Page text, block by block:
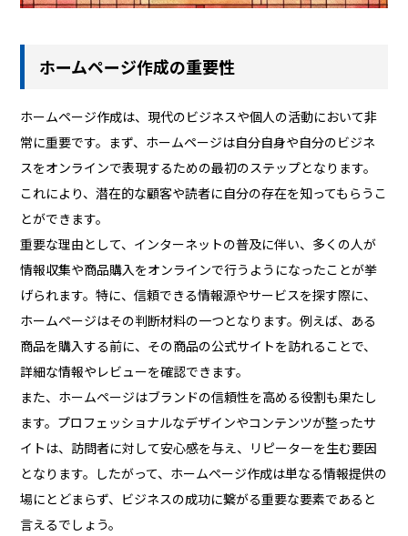
ホームページ作成の重要性
ホームページ作成は、現代のビジネスや個人の活動において非
常に重要です。まず、ホームページは自分自身や自分のビジネ
スをオンラインで表現するための最初のステップとなります。
これにより、潜在的な顧客や読者に自分の存在を知ってもらうこ
とができます。
重要な理由として、インターネットの普及に伴い、多くの人が
情報収集や商品購入をオンラインで行うようになったことが挙
げられます。特に、信頼できる情報源やサービスを探す際に、
ホームページはその判断材料の一つとなります。例えば、ある
商品を購入する前に、その商品の公式サイトを訪れることで、
詳細な情報やレビューを確認できます。
また、ホームページはブランドの信頼性を高める役割も果たし
ます。プロフェッショナルなデザインやコンテンツが整ったサ
イトは、訪問者に対して安心感を与え、リピーターを生む要因
となります。したがって、ホームページ作成は単なる情報提供の
場にとどまらず、ビジネスの成功に繋がる重要な要素であると
言えるでしょう。